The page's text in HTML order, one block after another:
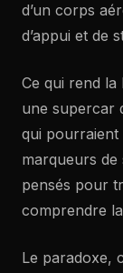
d’un corps
d’appui et de
Ce qui rend la
une supercar
qui pourraient
marqueurs de
pensés pour
comprendre
Le paradoxe,